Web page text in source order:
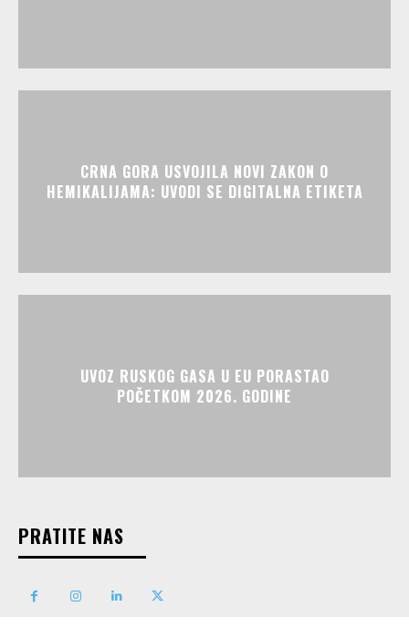
CRNA GORA USVOJILA NOVI ZAKON O
HEMIKALIJAMA: UVODI SE DIGITALNA ETIKETA
UVOZ RUSKOG GASA U EU PORASTAO
POČETKOM 2026. GODINE
PRATITE NAS